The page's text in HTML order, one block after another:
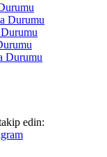
Durumu
Durumu
edin: